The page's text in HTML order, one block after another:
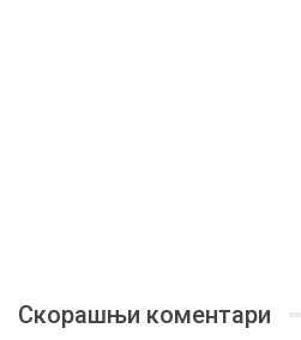
Скорашњи коментари